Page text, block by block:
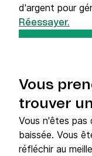
d'argent pour
Réessayer.
Vous
trouver
Vous n'êtes pas
baissée. Vous
réfléchir au